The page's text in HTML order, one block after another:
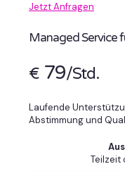
Jetzt Anfragen
Managed Service
€ 79/Std.
Laufende
Abstimmung und
Teilzeit